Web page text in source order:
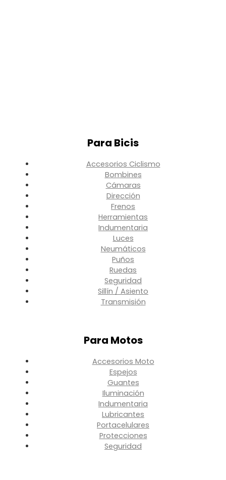
Para Bicis
Accesorios Ciclismo
Bombines
Cámaras
Dirección
Frenos
Herramientas
Indumentaria
Luces
Neumáticos
Puños
Ruedas
Seguridad
Sillín / Asiento
Transmisión
Para Motos
Accesorios Moto
Espejos
Guantes
Iluminación
Indumentaria
Lubricantes
Portacelulares
Protecciones
Seguridad